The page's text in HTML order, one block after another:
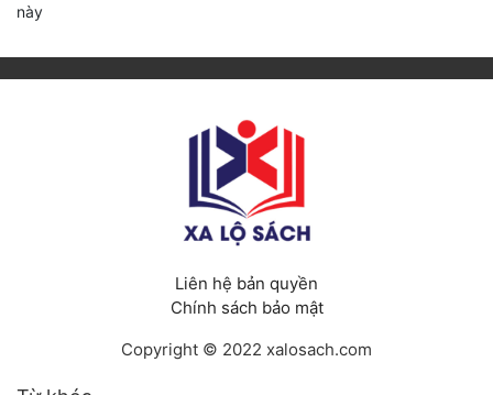
này
Liên hệ bản quyền
Chính sách bảo mật
Copyright © 2022 xalosach.com